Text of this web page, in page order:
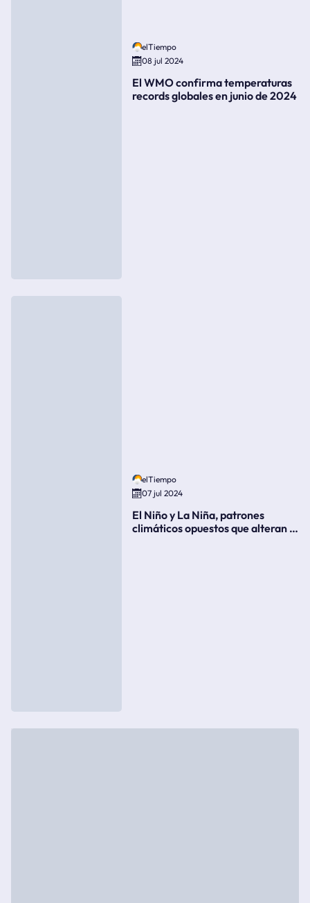
elTiempo
08 jul 2024
El WMO confirma temperaturas
records globales en junio de 2024
elTiempo
07 jul 2024
El Niño y La Niña, patrones
climáticos opuestos que alteran la